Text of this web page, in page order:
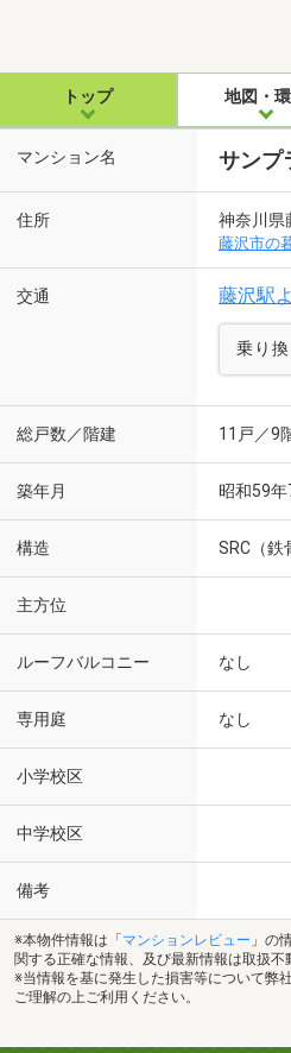
トップ 地図・
マンション名 サンプ
住所 神奈川県
藤沢市の
交通 藤沢駅
乗り
総戸数／階建 11戸／9
築年月 昭和59年
構造 SRC（鉄
主方位
ルーフバルコニー なし
専用庭 なし
小学校区
中学校区
備考
※本物件情報は「 マンションレビュー 」の
関する正確な情報、及び最新情報は取扱不
※当情報を基に発生した損害等について弊
ご理解の上ご利用ください。